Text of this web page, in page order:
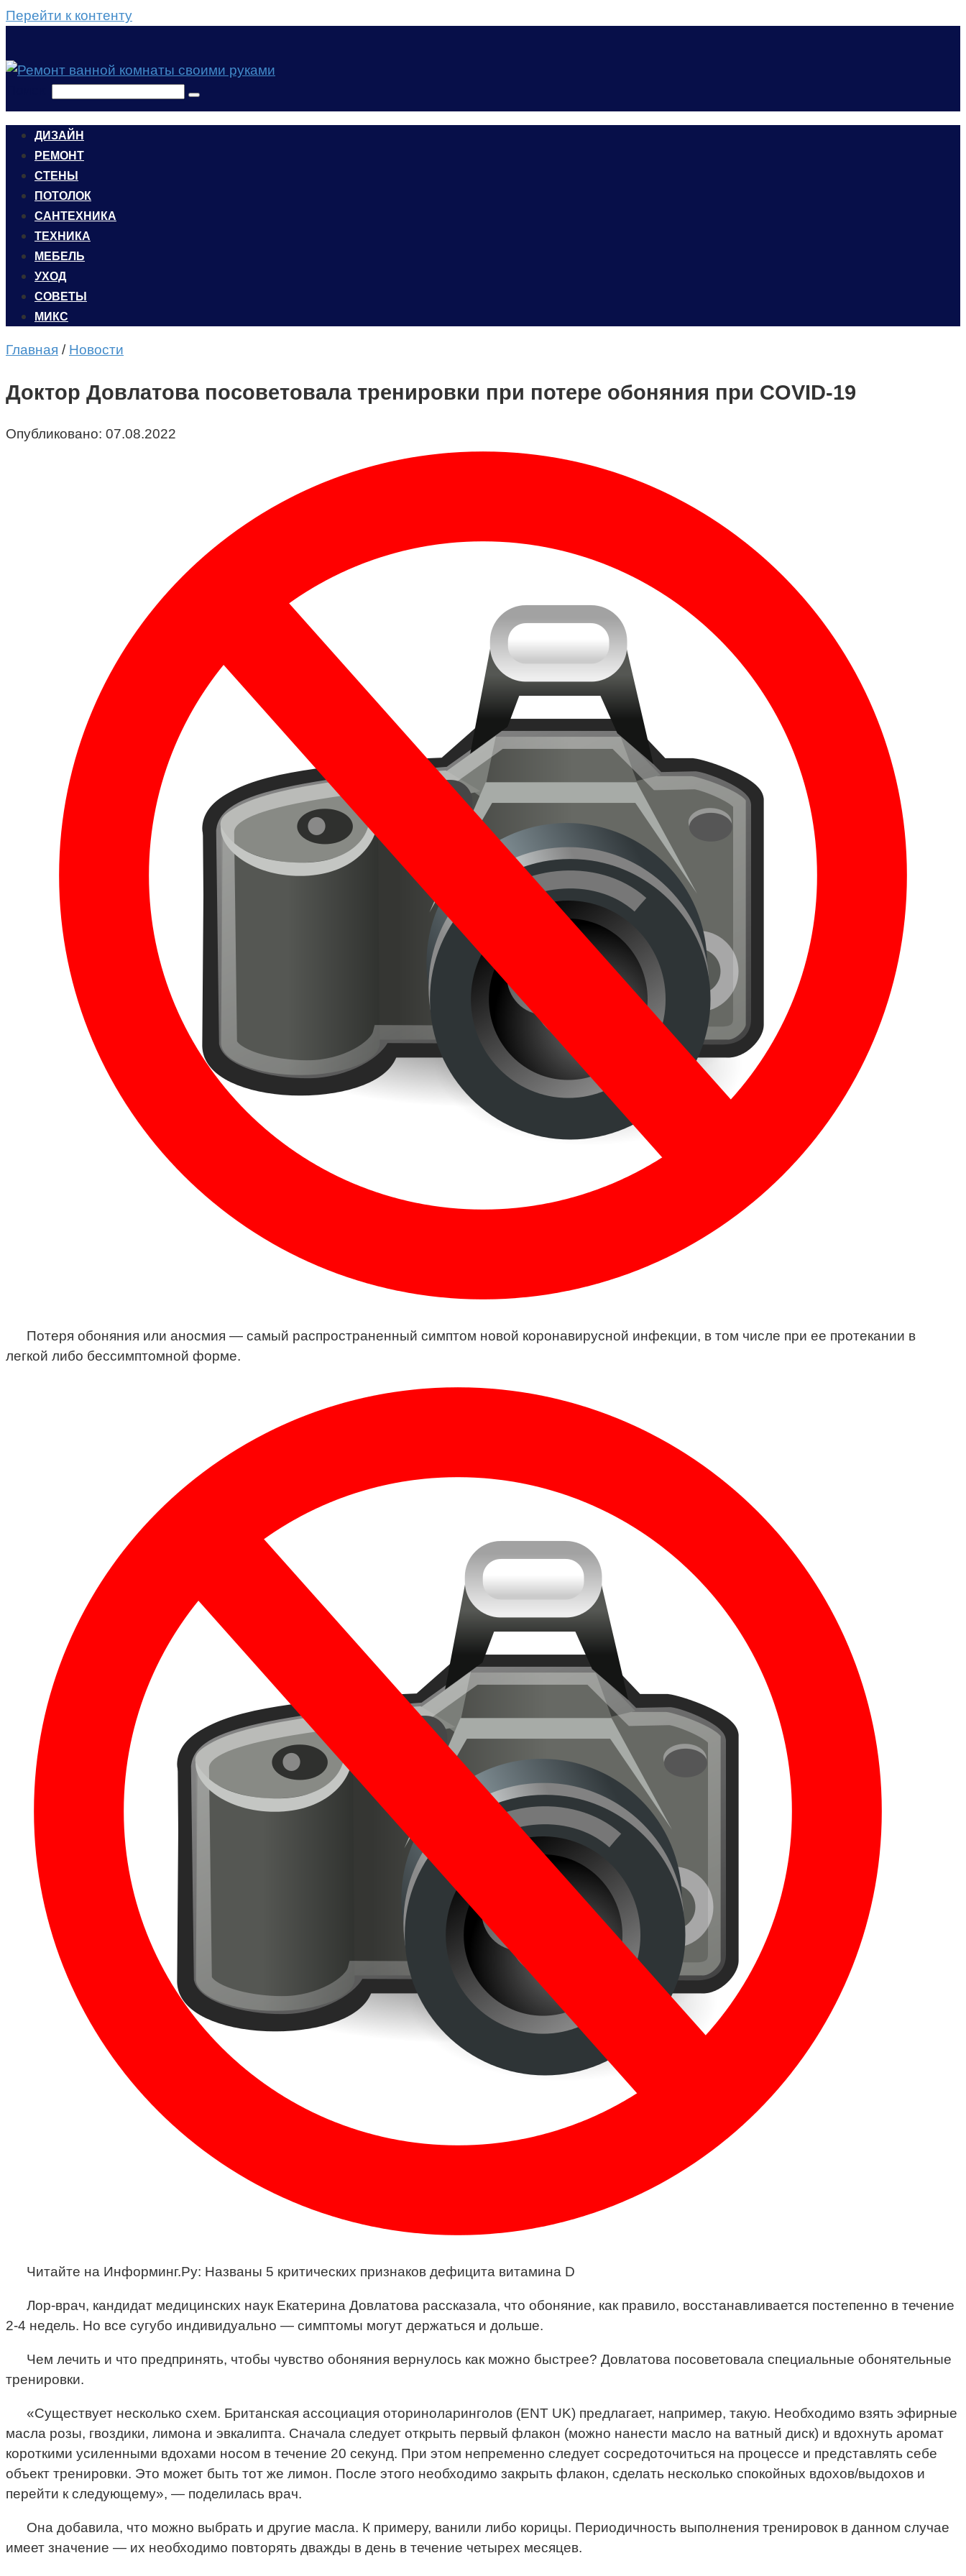
Перейти к контенту
ДИЗАЙН
РЕМОНТ
СТЕНЫ
ПОТОЛОК
САНТЕХНИКА
ТЕХНИКА
МЕБЕЛЬ
УХОД
CОВЕТЫ
МИКС
Главная / Новости
Доктор Довлатова посоветовала тренировки при потере обоняния при COVID-19
Опубликовано: 07.08.2022
Потеря обоняния или аносмия — самый распространенный симптом новой коронавирусной инфекции, в том числе при ее протекании в
легкой либо бессимптомной форме.
Читайте на Информинг.Ру: Названы 5 критических признаков дефицита витамина D
Лор-врач, кандидат медицинских наук Екатерина Довлатова рассказала, что обоняние, как правило, восстанавливается постепенно в течение
2-4 недель. Но все сугубо индивидуально — симптомы могут держаться и дольше.
Чем лечить и что предпринять, чтобы чувство обоняния вернулось как можно быстрее? Довлатова посоветовала специальные обонятельные
тренировки.
«Существует несколько схем. Британская ассоциация оториноларинголов (ENT UK) предлагает, например, такую. Необходимо взять эфирные
масла розы, гвоздики, лимона и эвкалипта. Сначала следует открыть первый флакон (можно нанести масло на ватный диск) и вдохнуть аромат
короткими усиленными вдохами носом в течение 20 секунд. При этом непременно следует сосредоточиться на процессе и представлять себе
объект тренировки. Это может быть тот же лимон. После этого необходимо закрыть флакон, сделать несколько спокойных вдохов/выдохов и
перейти к следующему», — поделилась врач.
Она добавила, что можно выбрать и другие масла. К примеру, ванили либо корицы. Периодичность выполнения тренировок в данном случае
имеет значение — их необходимо повторять дважды в день в течение четырех месяцев.